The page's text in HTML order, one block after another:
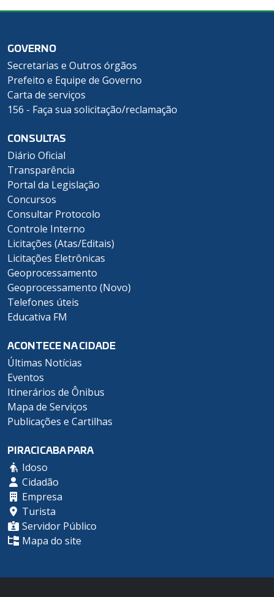
GOVERNO
Secretarias e Outros órgãos
Prefeito e Equipe de Governo
Carta de serviços
156 - Faça sua solicitação/reclamação
CONSULTAS
Diário Oficial
Transparência
Portal da Legislação
Concursos
Consultar Protocolo
Controle Interno
Licitações (Atas/Editais)
Licitações Eletrônicas
Geoprocessamento
Geoprocessamento (Novo)
Telefones úteis
Educativa FM
ACONTECE NA CIDADE
Últimas Notícias
Eventos
Itinerários de Ônibus
Mapa de Serviços
Publicações e Cartilhas
PIRACICABA PARA
Idoso
Cidadão
Empresa
Turista
Servidor Público
Mapa do site